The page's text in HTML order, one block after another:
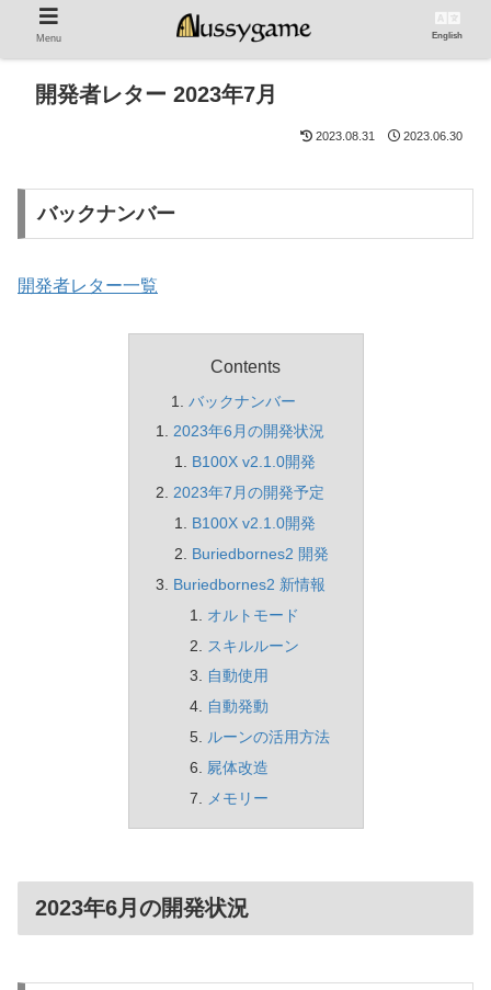
開発者レター 2023年7月
2023.08.31 2023.06.30
バックナンバー
開発者レター一覧
Contents
バックナンバー
2023年6月の開発状況
B100X v2.1.0開発
2023年7月の開発予定
B100X v2.1.0開発
Buriedbornes2 開発
Buriedbornes2 新情報
オルトモード
スキルルーン
自動使用
自動発動
ルーンの活用方法
屍体改造
メモリー
2023年6月の開発状況
Menu English